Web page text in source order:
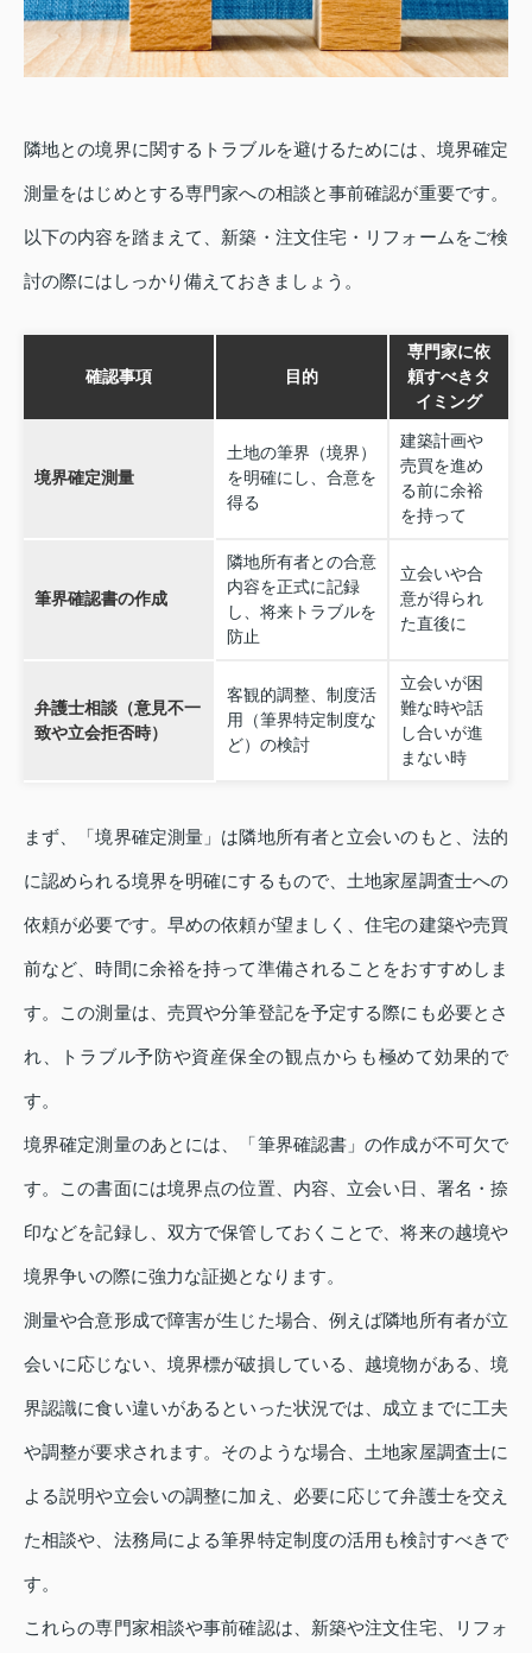
隣地との境界に関するトラブルを避けるためには、境界確定
測量をはじめとする専門家への相談と事前確認が重要です。
以下の内容を踏まえて、新築・注文住宅・リフォームをご検
討の際にはしっかり備えておきましょう。
確認事項 目的
専門家に依
頼すべきタ
イミング
境界確定測量
土地の筆界（境界）
を明確にし、合意を
得る
建築計画や
売買を進め
る前に余裕
を持って
筆界確認書の作成
隣地所有者との合意
内容を正式に記録
し、将来トラブルを
防止
立会いや合
意が得られ
た直後に
弁護士相談（意見不一
致や立会拒否時）
客観的調整、制度活
用（筆界特定制度な
ど）の検討
立会いが困
難な時や話
し合いが進
まない時
まず、「境界確定測量」は隣地所有者と立会いのもと、法的
に認められる境界を明確にするもので、土地家屋調査士への
依頼が必要です。早めの依頼が望ましく、住宅の建築や売買
前など、時間に余裕を持って準備されることをおすすめしま
す。この測量は、売買や分筆登記を予定する際にも必要とさ
れ、トラブル予防や資産保全の観点からも極めて効果的で
す。
境界確定測量のあとには、「筆界確認書」の作成が不可欠で
す。この書面には境界点の位置、内容、立会い日、署名・捺
印などを記録し、双方で保管しておくことで、将来の越境や
境界争いの際に強力な証拠となります。
測量や合意形成で障害が生じた場合、例えば隣地所有者が立
会いに応じない、境界標が破損している、越境物がある、境
界認識に食い違いがあるといった状況では、成立までに工夫
や調整が要求されます。そのような場合、土地家屋調査士に
よる説明や立会いの調整に加え、必要に応じて弁護士を交え
た相談や、法務局による筆界特定制度の活用も検討すべきで
す。
これらの専門家相談や事前確認は、新築や注文住宅、リフォ